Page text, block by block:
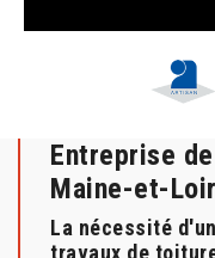
Entreprise
Maine-et-
La nécessité